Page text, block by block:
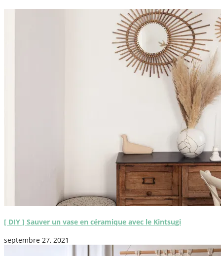
[ DIY ] Sauver un vase en céramique avec le Kintsugi
septembre 27, 2021